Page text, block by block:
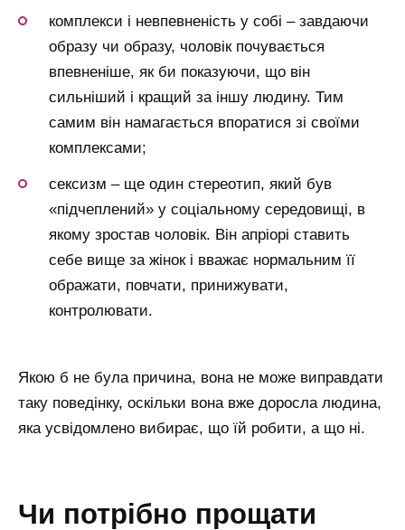
комплекси і невпевненість у собі – завдаючи
образу чи образу, чоловік почувається
впевненіше, як би показуючи, що він
сильніший і кращий за іншу людину. Тим
самим він намагається впоратися зі своїми
комплексами;
сексизм – ще один стереотип, який був
«підчеплений» у соціальному середовищі, в
якому зростав чоловік. Він апріорі ставить
себе вище за жінок і вважає нормальним її
ображати, повчати, принижувати,
контролювати.
Якою б не була причина, вона не може виправдати
таку поведінку, оскільки вона вже доросла людина,
яка усвідомлено вибирає, що їй робити, а що ні.
чи потрібно прощати